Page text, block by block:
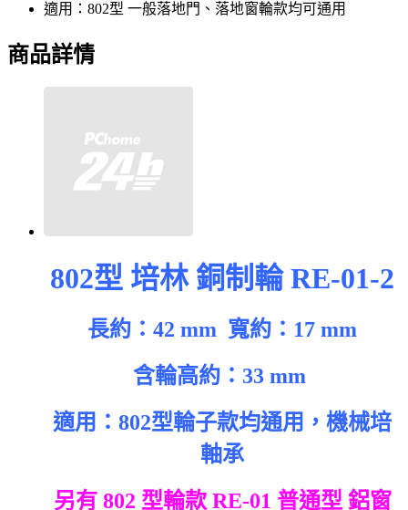
適用：802型 一般落地門、落地窗輪款均可通用
商品詳情
802型 培林 銅制輪 RE-01-2
長約：42 mm 寬約：17 mm
含輪高約：33 mm
適用：802型輪子款均通用， 機械培
軸承
另有 802 型輪款 RE-01 普通型 鋁窗